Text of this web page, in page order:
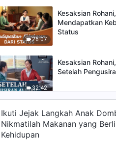
26:07
Kesaksian
Mendapatkan
Status
32:42
Kesaksian
Setelah
32:25
Kesaksian Rohani,
Tersingkapnya
Sebenarnya
Ikuti Jejak Langkah Anak
Nikmatilah Makanan yang
Kehidupan